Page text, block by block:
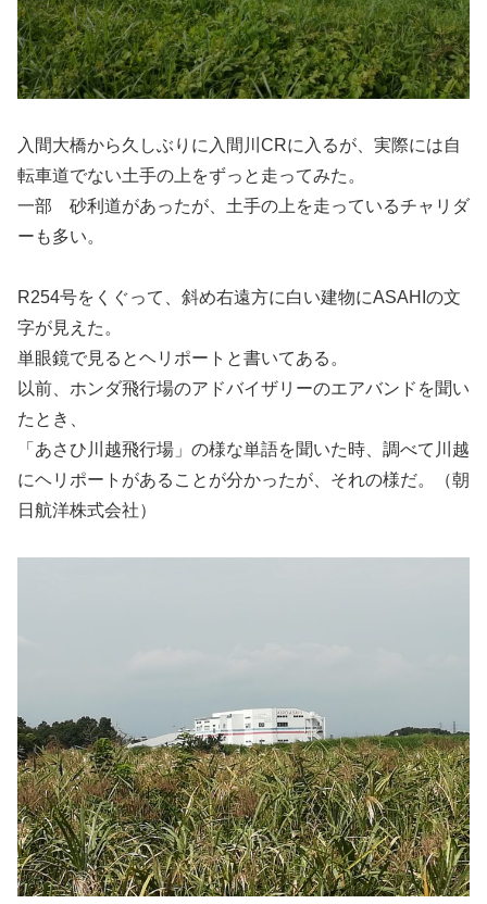
入間大橋から久しぶりに入間川CRに入るが、実際には自
転車道でない土手の上をずっと走ってみた。
一部 砂利道があったが、土手の上を走っているチャリダ
ーも多い。
R254号をくぐって、斜め右遠方に白い建物にASAHIの文
字が見えた。
単眼鏡で見るとヘリポートと書いてある。
以前、ホンダ飛行場のアドバイザリーのエアバンドを聞い
たとき、
「あさひ川越飛行場」の様な単語を聞いた時、調べて川越
にヘリポートがあることが分かったが、それの様だ。（朝
日航洋株式会社）